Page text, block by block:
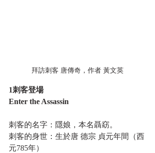
拜訪刺客 唐傳奇，作者 黃文英
1刺客登場
Enter the Assassin
刺客的名字：隱娘，本名聶窈。
刺客的身世：生於唐 德宗 貞元年間（西
元785年）